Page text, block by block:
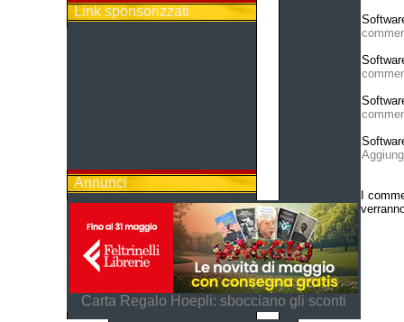
Link sponsorizzati
Annunci
Carta Regalo Hoepli: sbocciano gli sconti
I